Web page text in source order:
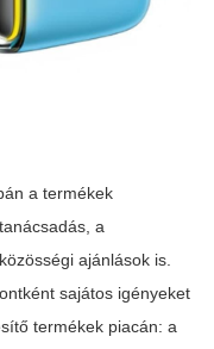
a termékek
a
ajánlások is.
sajátos igényeket
termékek piacán: a